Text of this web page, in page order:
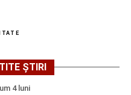
ȘTIRI
4 luni